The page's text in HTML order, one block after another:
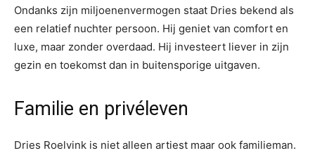
Ondanks zijn miljoenenvermogen staat Dries bekend als
een relatief nuchter persoon. Hij geniet van comfort en
luxe, maar zonder overdaad. Hij investeert liever in zijn
gezin en toekomst dan in buitensporige uitgaven.
Familie en privéleven
Dries Roelvink is niet alleen artiest maar ook familieman.